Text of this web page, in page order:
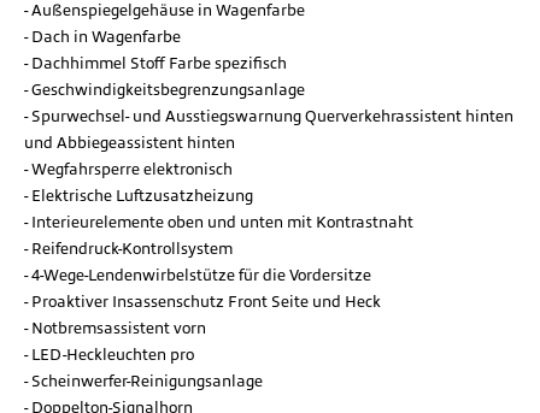
Außenspiegelgehäuse in Wagenfarbe
Dach in Wagenfarbe
Dachhimmel Stoff Farbe spezifisch
Geschwindigkeitsbegrenzungsanlage
Spurwechsel- und Ausstiegswarnung Querverkehrassistent hinten
und Abbiegeassistent hinten
Wegfahrsperre elektronisch
Elektrische Luftzusatzheizung
Interieurelemente oben und unten mit Kontrastnaht
Reifendruck-Kontrollsystem
4-Wege-Lendenwirbelstütze für die Vordersitze
Proaktiver Insassenschutz Front Seite und Heck
Notbremsassistent vorn
LED-Heckleuchten pro
Scheinwerfer-Reinigungsanlage
Doppelton-Signalhorn